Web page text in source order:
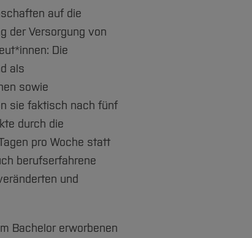
auf die
der Versorgung von
Die
als
sowie
sie faktisch nach fünf
durch die
pro Woche statt
berufserfahrene
und
Bachelor erworbenen